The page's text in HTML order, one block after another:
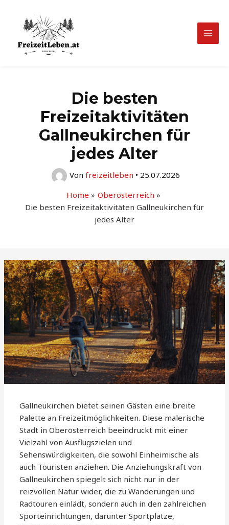
springen
Main
Die besten
Freizeitaktivitäten
Gallneukirchen für
jedes Alter
Von freizeitleben • 25.07.2026
Home
Oberösterreich
Die besten Freizeitaktivitäten Gallneukirchen für
jedes Alter
Gallneukirchen bietet seinen Gästen eine breite
Palette an Freizeitmöglichkeiten. Diese malerische
Stadt in Oberösterreich beeindruckt mit einer
Vielzahl von Ausflugszielen und
Sehenswürdigkeiten, die sowohl Einheimische als
auch Touristen anziehen. Die Anziehungskraft von
Gallneukirchen spiegelt sich nicht nur in der
reizvollen Natur wider, die zu Wanderungen und
Radtouren einlädt, sondern auch in den zahlreichen
Sporteinrichtungen, darunter Sportplätze,